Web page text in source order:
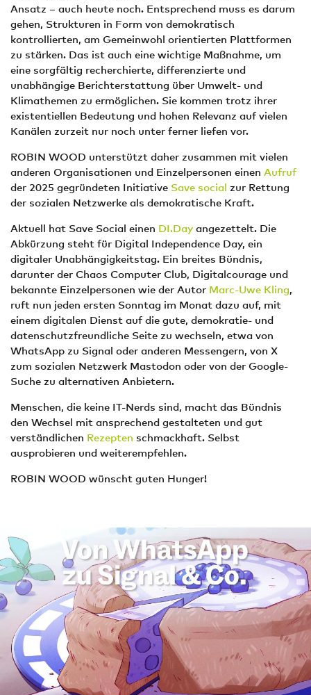
Ansatz – auch heute noch. Entsprechend muss es darum
gehen, Strukturen in Form von demokratisch
kontrollierten, am Gemeinwohl orientierten Plattformen
zu stärken. Das ist auch eine wichtige Maßnahme, um
eine sorgfältig recherchierte, differenzierte und
unabhängige Berichterstattung über Umwelt- und
Klimathemen zu ermöglichen. Sie kommen trotz ihrer
existentiellen Bedeutung und hohen Relevanz auf vielen
Kanälen zurzeit nur noch unter ferner liefen vor.
ROBIN WOOD unterstützt daher zusammen mit vielen
anderen Organisationen und Einzelpersonen einen Aufruf
der 2025 gegründeten Initiative Save social zur Rettung
der sozialen Netzwerke als demokratische Kraft.
Aktuell hat Save Social einen DI.Day angezettelt. Die
Abkürzung steht für Digital Independence Day, ein
digitaler Unabhängigkeitstag. Ein breites Bündnis,
darunter der Chaos Computer Club, Digitalcourage und
bekannte Einzelpersonen wie der Autor Marc-Uwe Kling,
ruft nun jeden ersten Sonntag im Monat dazu auf, mit
einem digitalen Dienst auf die gute, demokratie- und
datenschutzfreundliche Seite zu wechseln, etwa von
WhatsApp zu Signal oder anderen Messengern, von X
zum sozialen Netzwerk Mastodon oder von der Google-
Suche zu alternativen Anbietern.
Menschen, die keine IT-Nerds sind, macht das Bündnis
den Wechsel mit ansprechend gestalteten und gut
verständlichen Rezepten schmackhaft. Selbst
ausprobieren und weiterempfehlen.
ROBIN WOOD wünscht guten Hunger!